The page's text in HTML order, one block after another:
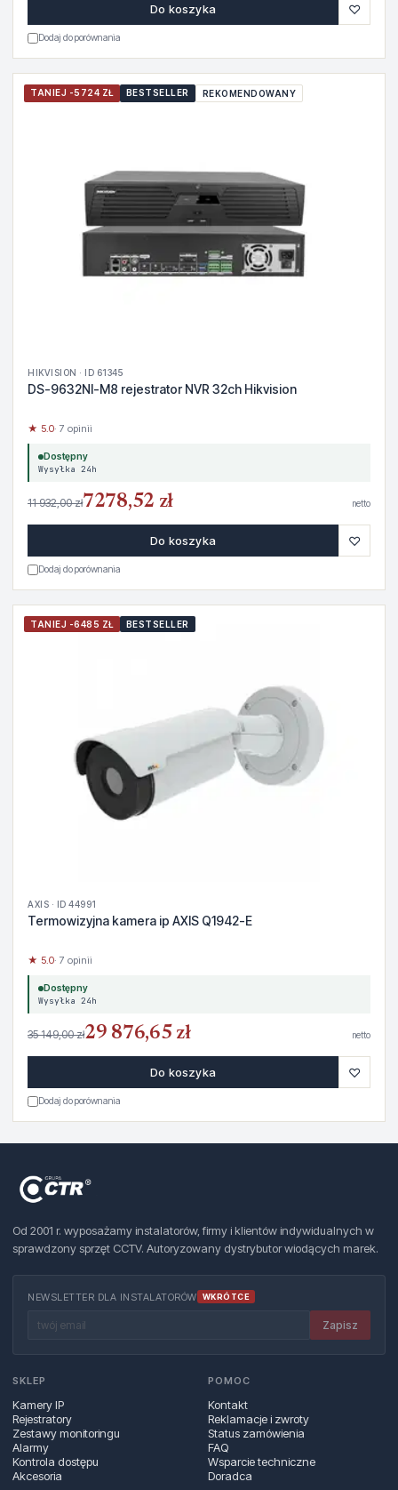
Do koszyka ♡
Dodaj do porównania
TANIEJ -5724 ZŁ BESTSELLER REKOMENDOWANY
HIKVISION · ID 61345
DS-9632NI-M8 rejestrator NVR 32ch Hikvision
★ 5.0· 7 opinii
Dostępny
Wysyłka 24h
11 932,00 zł7278,52 zł netto
Do koszyka ♡
Dodaj do porównania
TANIEJ -6485 ZŁ BESTSELLER
AXIS · ID 44991
Termowizyjna kamera ip AXIS Q1942-E
★ 5.0· 7 opinii
Dostępny
Wysyłka 24h
35 149,00 zł29 876,65 zł netto
Do koszyka ♡
Dodaj do porównania
Od 2001 r. wyposażamy instalatorów, firmy i klientów indywidualnych w
sprawdzony sprzęt CCTV. Autoryzowany dystrybutor wiodących marek.
NEWSLETTER DLA INSTALATORÓW WKRÓTCE
Zapisz
SKLEP
Kamery IP
Rejestratory
Zestawy monitoringu
Alarmy
Kontrola dostępu
Akcesoria
POMOC
Kontakt
Reklamacje i zwroty
Status zamówienia
FAQ
Wsparcie techniczne
Doradca